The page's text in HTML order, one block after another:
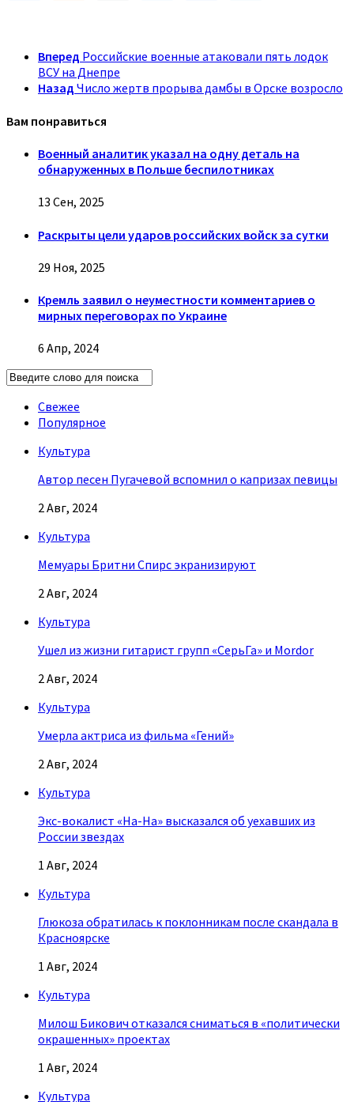
Вперед Российские военные атаковали пять лодок
ВСУ на Днепре
Назад Число жертв прорыва дамбы в Орске возросло
Вам понравиться
Военный аналитик указал на одну деталь на
обнаруженных в Польше беспилотниках
13 Сен, 2025
Раскрыты цели ударов российских войск за сутки
29 Ноя, 2025
Кремль заявил о неуместности комментариев о
мирных переговорах по Украине
6 Апр, 2024
Свежее
Популярное
Культура
Автор песен Пугачевой вспомнил о капризах певицы
2 Авг, 2024
Культура
Мемуары Бритни Спирс экранизируют
2 Авг, 2024
Культура
Ушел из жизни гитарист групп «СерьГа» и Mordor
2 Авг, 2024
Культура
Умерла актриса из фильма «Гений»
2 Авг, 2024
Культура
Экс-вокалист «На-На» высказался об уехавших из
России звездах
1 Авг, 2024
Культура
Глюкоза обратилась к поклонникам после скандала в
Красноярске
1 Авг, 2024
Культура
Милош Бикович отказался сниматься в «политически
окрашенных» проектах
1 Авг, 2024
Культура